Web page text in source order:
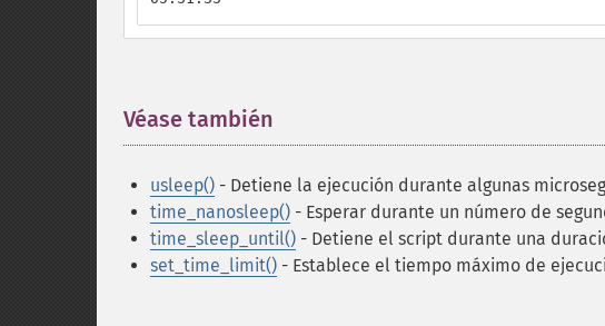
Véase también
usleep() - Detiene la ejecución durante algunas
time_nanosleep() - Esperar durante un número de
time_sleep_until() - Detiene el script durante una
set_time_limit() - Establece el tiempo máximo de